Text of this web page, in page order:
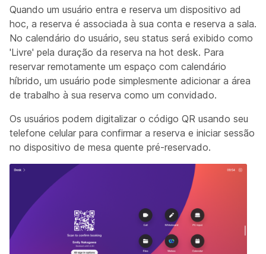
Quando um usuário entra e reserva um dispositivo ad
hoc, a reserva é associada à sua conta e reserva a sala.
No calendário do usuário, seu status será exibido como
'Livre' pela duração da reserva na hot desk. Para
reservar remotamente um espaço com calendário
híbrido, um usuário pode simplesmente adicionar a área
de trabalho à sua reserva como um convidado.
Os usuários podem digitalizar o código QR usando seu
telefone celular para confirmar a reserva e iniciar sessão
no dispositivo de mesa quente pré-reservado.